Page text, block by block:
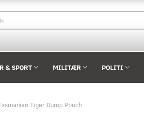
& SPORT MILITÆR POLITI
Tiger Dump Pouch